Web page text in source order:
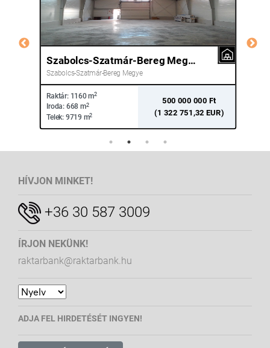
Szabolcs-Szatmár-Bereg Megye Nyíregyháza
Szabolcs-Szatmár-Bereg Megye
Raktár:1160 m2
Iroda: 668 m2
Telek: 9719 m2
500 000 000 Ft
(1 322 751,32 EUR)
HÍVJON MINKET!
+36 30 587 3009
ÍRJON NEKÜNK!
raktarbank@raktarbank.hu
ADJA FEL HIRDETÉSÉT INGYEN!